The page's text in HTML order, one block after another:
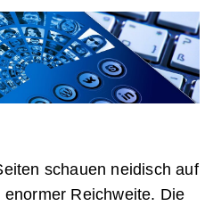
schauen neidisch auf
Reichweite. Die